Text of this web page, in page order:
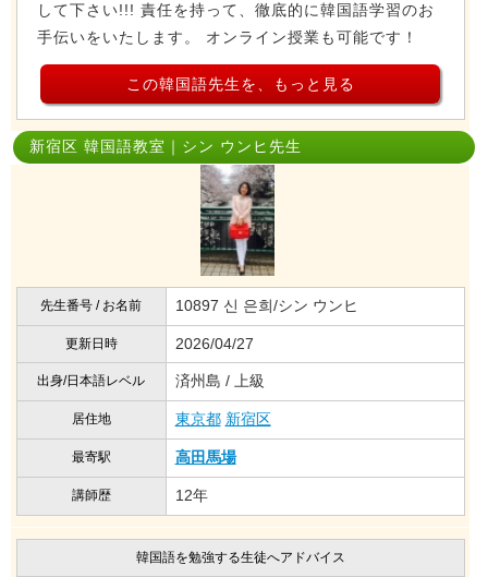
して下さい!!! 責任を持って、徹底的に韓国語学習のお
手伝いをいたします。 オンライン授業も可能です！
この韓国語先生を、もっと見る
新宿区 韓国語教室｜シン ウンヒ先生
先生番号 / お名前 10897 신 은희/シン ウンヒ
更新日時 2026/04/27
出身/日本語レベル 済州島 / 上級
居住地 東京都 新宿区
最寄駅 高田馬場
講師歴 12年
韓国語を勉強する生徒へアドバイス